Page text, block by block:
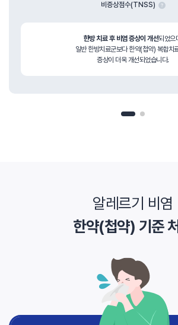
비증상점수(TNSS)
한방 치료 후 비염 증상이 개선되었으
일반 한방치료군보다 한약(첩약) 복합치
증상이 더욱 개선되었습니다.
알레르기 비염
한약(첩약) 기준